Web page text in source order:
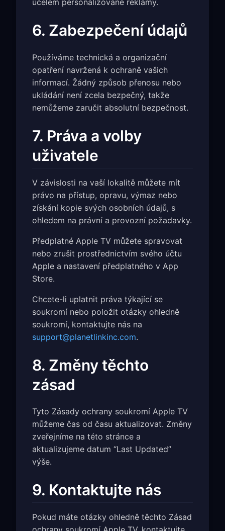
6. Zabezpečení údajů
Používáme technická a organizační
opatření navržená k ochraně vašich
informací. Žádný způsob přenosu nebo
ukládání není zcela bezpečný, takže
nemůžeme zaručit absolutní bezpečnost.
7. Práva a volby
uživatele
V závislosti na vaší lokalitě můžete mít
právo na přístup, opravu, výmaz nebo
získání kopie svých osobních údajů, s
ohledem na právní a provozní požadavky.
Předplatné Apple TV můžete spravovat
nebo zrušit prostřednictvím svého účtu
Apple a nastavení předplatného v App
Store.
Chcete-li uplatnit práva týkající se
soukromí nebo položit otázky ohledně
soukromí, kontaktujte nás na
support@planetlinkinc.com.
8. Změny těchto
zásad
Tyto Zásady ochrany soukromí Apple TV
můžeme čas od času aktualizovat. Změny
zveřejníme na této stránce a
aktualizujeme datum “Last Updated”
výše.
9. Kontaktujte nás
Pokud máte otázky ohledně těchto Zásad